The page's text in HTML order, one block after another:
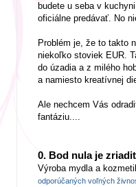
budete u seba v
oficiálne predávať. No
Problém je, že to takto
niekoľko stoviek EUR.
do úzadia a z milého
a namiesto kreatívnej
Ale nechcem Vás
fantáziu....
0. Bod nula je
Výroba mydla a
odporúčaných voľných